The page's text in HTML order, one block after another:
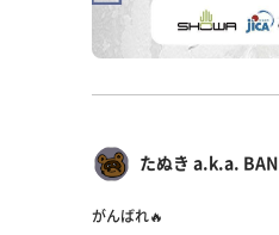
たぬき a.k.a. BAN
がんばれ🔥